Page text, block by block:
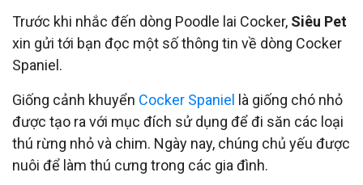
Trước khi nhắc đến dòng Poodle lai Cocker, Siêu Pet
xin gửi tới bạn đọc một số thông tin về dòng Cocker
Spaniel.
Giống cảnh khuyển Cocker Spaniel
là giống chó nhỏ
được tạo ra với mục đích sử dụng để đi săn các loại
thú rừng nhỏ và chim. Ngày nay, chúng chủ yếu được
nuôi để làm thú cưng trong các gia đình.